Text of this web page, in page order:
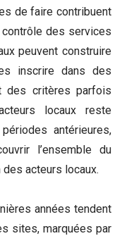
de faire contribuent
contrôle des services
peuvent construire
inscrire dans des
des critères parfois
locaux reste
antérieures,
l’ensemble du
acteurs locaux.
années tendent
sites, marquées par